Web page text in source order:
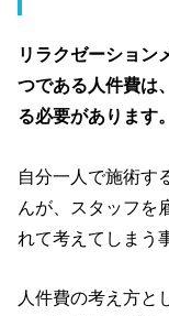
リラクゼーション
つである人件費は
る必要があります。
自分一人で施術す
んが、スタッフを
れて考えてしまう
人件費の考え方と